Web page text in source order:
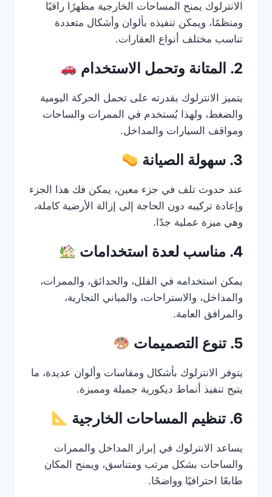
الانترلوك يمنح المساحات الخارجية مظهرًا راقيًا
ومنظمًا، ويمكن تنفيذه بألوان وأشكال متعددة
تناسب مختلف أنواع العقارات.
2. المتانة وتحمل الاستخدام
يتميز الانترلوك بقدرته على تحمل الحركة اليومية
والضغط، ولهذا يُستخدم في الممرات والساحات
ومواقف السيارات والمداخل.
3. سهولة الصيانة
عند حدوث تلف في جزء معين، يمكن فك هذا الجزء
وإعادة تركيبه دون الحاجة إلى إزالة الأرضية كاملة،
وهي ميزة عملية جدًا.
4. مناسب لعدة استخدامات
يمكن استخدامه في الفلل، والحدائق، والممرات،
والمداخل، والاستراحات، والمباني التجارية،
والمرافق العامة.
5. تنوع التصميمات
يتوفر الانترلوك بأشكال ومقاسات وألوان عديدة، ما
يتيح تنفيذ أنماط ديكورية جميلة ومميزة.
6. تنظيم المساحات الخارجية
يساعد الانترلوك في إبراز المداخل والممرات
والساحات بشكل مرتب ومتناسق، ويمنح المكان
طابعًا احترافيًا وواضحًا.